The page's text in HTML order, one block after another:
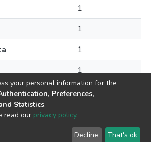
1
1
1
1
copyright © 2009-2026
End User
Send
your personal information for the
Preferences,
Statistics.
read our privacy policy.
Decline That's ok